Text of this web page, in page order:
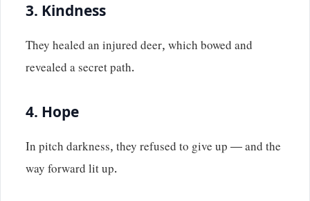
3. Kindness
They healed an injured deer, which bowed and
revealed a secret path.
4. Hope
In pitch darkness, they refused to give up — and the
way forward lit up.